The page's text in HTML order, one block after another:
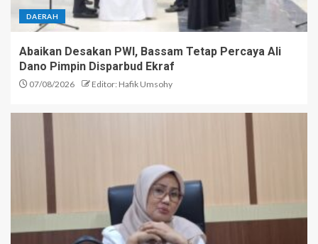
DAERAH
Abaikan Desakan PWI, Bassam Tetap Percaya Ali
Dano Pimpin Disparbud Ekraf
07/08/2026 Editor: Hafik Umsohy